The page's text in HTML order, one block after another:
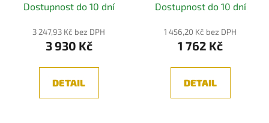
Dostupnost do 10 dní
3 247,93 Kč bez DPH
3 930 Kč
DETAIL
hodnocení
produktu
je
z
Dostupnost do 10 dní
1 456,20 Kč bez DPH
1 762 Kč
DETAIL